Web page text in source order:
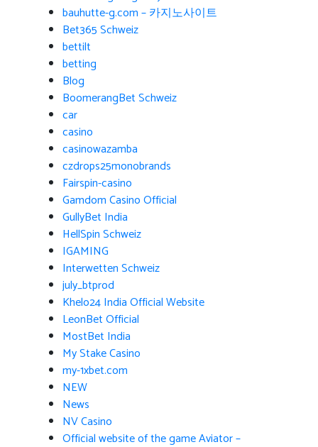
bauhutte-g.com – 카지노사이트
Bet365 Schweiz
bettilt
betting
Blog
BoomerangBet Schweiz
car
casino
casinowazamba
czdrops25monobrands
Fairspin-casino
Gamdom Casino Official
GullyBet India
HellSpin Schweiz
IGAMING
Interwetten Schweiz
july_btprod
Khelo24 India Official Website
LeonBet Official
MostBet India
My Stake Casino
my-1xbet.com
NEW
News
NV Casino
Official website of the game Aviator –